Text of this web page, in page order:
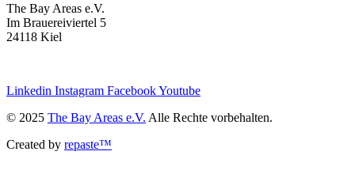
The Bay Areas e.V.
Im Brauereiviertel 5
24118 Kiel
Linkedin Instagram FacebookYoutube
© 2025 The Bay Areas e.V. Alle Rechte vorbehalten.
Created by repaste™